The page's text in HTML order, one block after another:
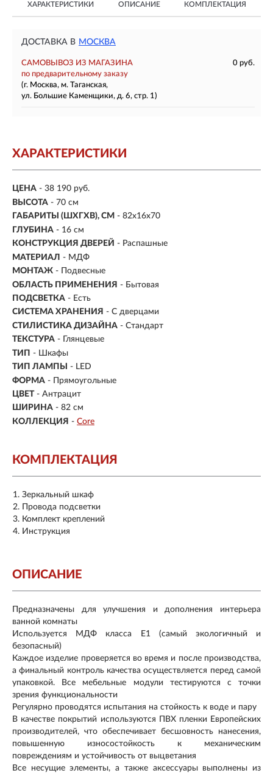
ХАРАКТЕРИСТИКИ ОПИСАНИЕ КОМПЛЕКТАЦИЯ
ДОСТАВКА В МОСКВА
САМОВЫВОЗ ИЗ МАГАЗИНА
0 руб.
по предварительному заказу
(г. Москва, м. Таганская,
ул. Большие Каменщики, д. 6, стр. 1)
ХАРАКТЕРИСТИКИ
ЦЕНА - 38 190 руб.
ВЫСОТА - 70 см
ГАБАРИТЫ (ШХГХВ), СМ - 82x16x70
ГЛУБИНА - 16 см
КОНСТРУКЦИЯ ДВЕРЕЙ - Распашные
МАТЕРИАЛ - МДФ
МОНТАЖ -
Подвесные
ОБЛАСТЬ ПРИМЕНЕНИЯ - Бытовая
ПОДСВЕТКА - Есть
СИСТЕМА ХРАНЕНИЯ - С дверцами
СТИЛИСТИКА ДИЗАЙНА - Стандарт
ТЕКСТУРА - Глянцевые
ТИП - Шкафы
ТИП ЛАМПЫ
- LED
ФОРМА - Прямоугольные
ЦВЕТ - Антрацит
ШИРИНА - 82 см
КОЛЛЕКЦИЯ - Core
КОМПЛЕКТАЦИЯ
Зеркальный шкаф
Провода подсветки
Комплект креплений
Инструкция
ОПИСАНИЕ
Предназначены для улучшения и дополнения интерьера
ванной комнаты
Используется МДФ класса Е1 (самый экологичный и
безопасный)
Каждое изделие проверяется во время и после производства,
а финальный контроль качества осуществляется перед самой
упаковкой. Все мебельные модули тестируются с точки
зрения функциональности
Регулярно проводятся испытания на стойкость к воде и пару
В качестве покрытий используются ПВХ пленки Европейских
производителей, что обеспечивает бесшовность нанесения,
повышенную износостойкость к механическим
повреждениям и устойчивость от выцветания
Все несущие элементы, а также аксессуары выполнены из